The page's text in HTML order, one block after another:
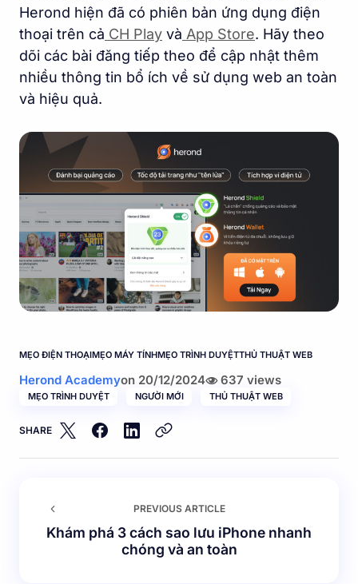
Herond hiện đã có phiên bản ứng dụng điện
thoại trên cả CH Play và App Store. Hãy theo
dõi các bài đăng tiếp theo để cập nhật thêm
nhiều thông tin bổ ích về sử dụng web an toàn
và hiệu quả.
MẸO ĐIỆN THOẠIMẸO MÁY TÍNHMẸO TRÌNH DUYỆTTHỦ THUẬT WEB
Herond Academyon 20/12/2024 637 views
MẸO TRÌNH DUYỆT NGƯỜI MỚI THỦ THUẬT WEB
SHARE
PREVIOUS ARTICLE
Khám phá 3 cách sao lưu iPhone nhanh
chóng và an toàn